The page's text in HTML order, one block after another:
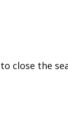
to close the